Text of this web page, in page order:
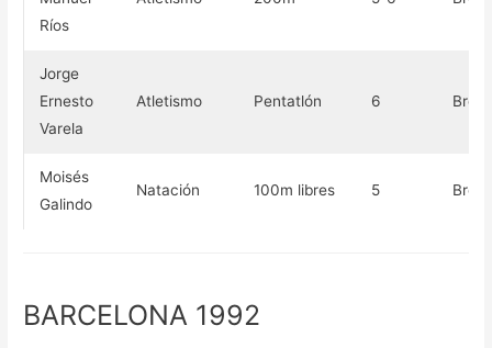
Ríos
Jorge
Ernesto
Varela
Atletismo Pentatlón 6
Moisés
Galindo
Natación 100m libres 5
BARCELONA 1992